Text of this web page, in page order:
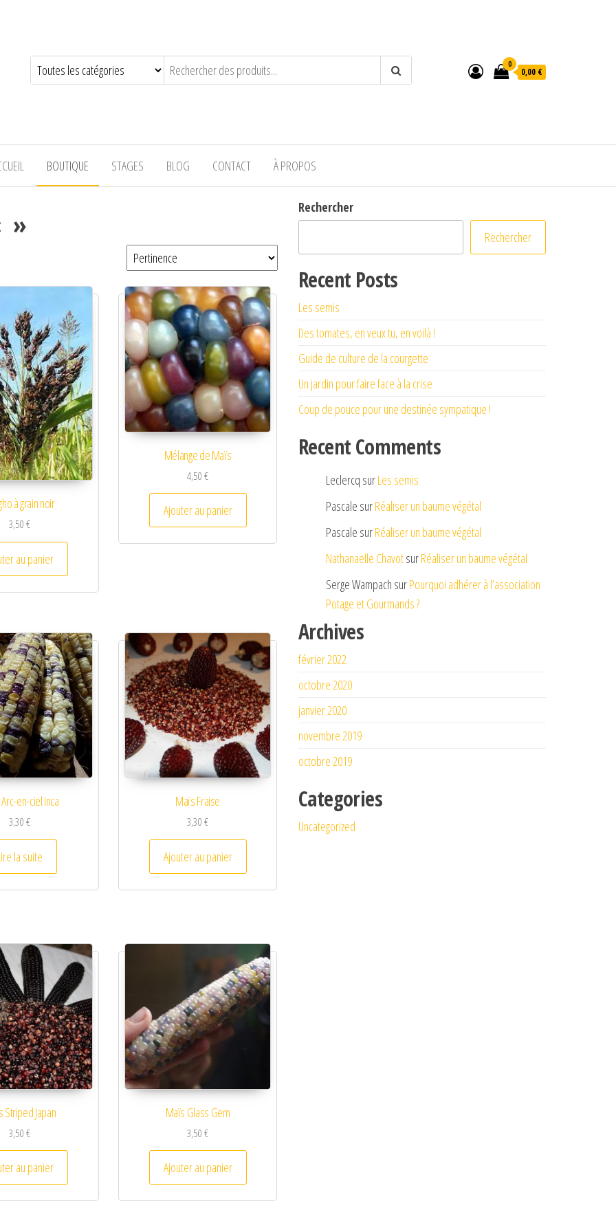
0
0,00 €
BOUTIQUE STAGES BLOG CONTACT À PROPOS
»
à grain noir
3,50€
au panier
Mélange de Maïs
4,50€
Ajouter au panier
en-ciel Inca
3,30€
la suite
Maïs Fraise
3,30€
Ajouter au panier
Striped Japan
3,50€
au panier
Maïs Glass Gem
3,50€
Ajouter au panier
Rechercher
Rechercher
Recent Posts
Les semis
Des tomates, en veux tu, en voilà !
Guide de culture de la courgette
Un jardin pour faire face à la crise
Coup de pouce pour une destinée sympatique !
Recent Comments
Leclercq surLes semis
Pascale surRéaliser un baume végétal
Pascale surRéaliser un baume végétal
Nathanaelle ChavotsurRéaliser un baume végétal
Serge Wampach surPourquoi adhérer à l’association
Potage et Gourmands ?
Archives
février 2022
octobre 2020
janvier 2020
novembre 2019
octobre 2019
Categories
Uncategorized